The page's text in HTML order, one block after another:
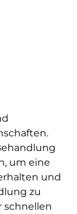
um eine
und
zu
schnellen